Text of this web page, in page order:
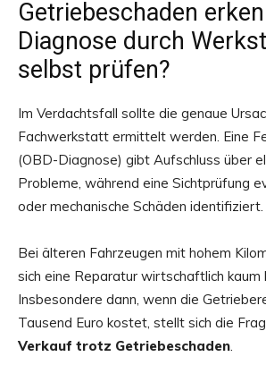
Getriebeschaden
Diagnose durch
selbst prüfen?
Im Verdachtsfall sollte die genaue
Fachwerkstatt ermittelt werden. Eine
(OBD-Diagnose) gibt Aufschluss über
Probleme, während eine Sichtprüfung
oder mechanische Schäden identifiziert.
Bei älteren Fahrzeugen mit hohem
sich eine Reparatur wirtschaftlich kaum
Insbesondere dann, wenn die
Tausend Euro kostet, stellt sich die
Verkauf trotz Getriebeschaden